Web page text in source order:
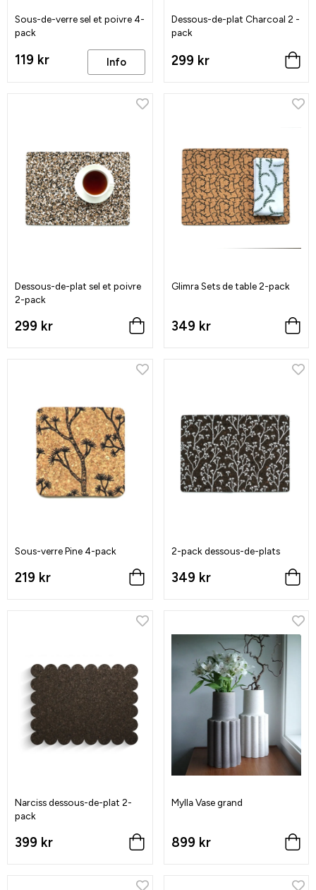
Sous-de-verre sel et poivre 4-
pack
119 kr Info
Dessous-de-plat Charcoal 2 -
pack
299 kr
Dessous-de-plat sel et poivre
2-pack
299 kr
Glimra Sets de table 2-pack
349 kr
Sous-verre Pine 4-pack
219 kr
2-pack dessous-de-plats
349 kr
Narciss dessous-de-plat 2-
pack
399 kr
Mylla Vase grand
899 kr